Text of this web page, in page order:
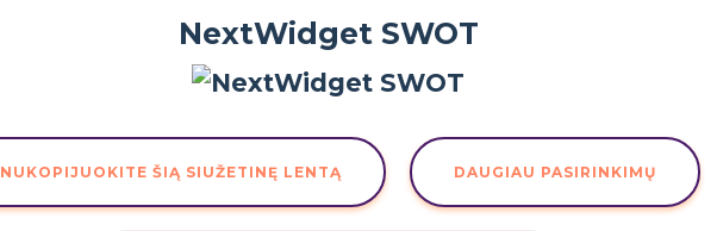
NextWidget SWOT
NUKOPIJUOKITE ŠIĄ SIUŽETINĘ LENTĄ DAUGIAU PASIRINKIMŲ